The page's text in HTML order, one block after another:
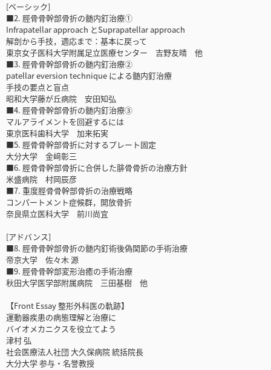
[ベーシック]
■2. 脛骨骨幹部骨折の髄内釘治療①
Infrapatellar approach とSuprapatellar approach
解剖から手技，適応まで：基本に戻って
東京女子医科大学附属足立医療センター 吉野友晴 他
■3. 脛骨骨幹部骨折の髄内釘治療②
patellar eversion technique による髄内釘治療
手技の要点と盲点
昭和大学藤が丘病院 安田知弘
■4. 脛骨骨幹部骨折の髄内釘治療③
マルアライメントを回避するには
東京医科歯科大学 加来拓実
■5. 脛骨骨幹部骨折に対するプレート固定
大分大学 金﨑彰三
■6. 脛骨骨幹部骨折に合併した腓骨骨折の治療方針
米盛病院 村岡辰彦
■7. 重度脛骨骨幹部骨折の治療戦略
コンパートメント症候群，開放骨折
奈良県立医科大学 前川尚宜
[アドバンス]
■8. 脛骨骨幹部骨折の髄内釘術後偽関節の手術治療
帝京大学 佐々木 源
■9. 脛骨骨幹部変形治癒の手術治療
秋田大学医学部附属病院 三田基樹 他
【Front Essay 整形外科医の軌跡】
運動器疾患の病態理解と治療に
バイオメカニクスを役立てよう
津村 弘
社会医療法人社団 大久保病院 統括院長
大分大学 参与・名誉教授